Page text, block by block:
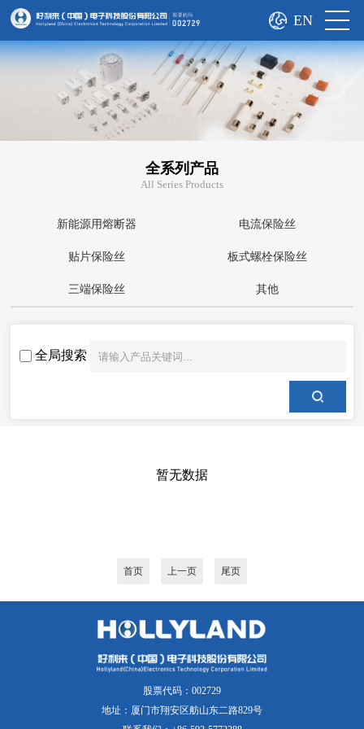
EN
全系列产品
All Series Products
新能源用熔断器 电流保险丝
贴片保险丝 板式螺栓保险丝
三端保险丝 其他
全局搜索
暂无数据
首页 上一页 尾页
股票代码：002729
地址：厦门市翔安区舫山东二路829号